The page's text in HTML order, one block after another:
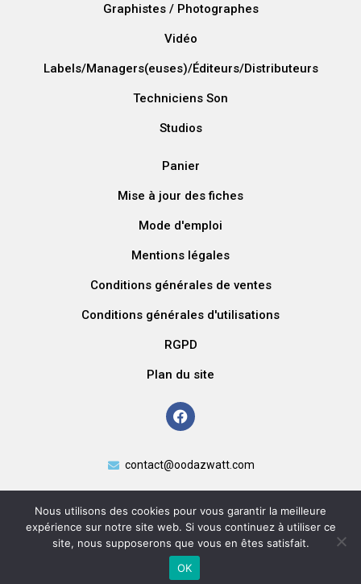
Graphistes / Photographes
Vidéo
Labels/Managers(euses)/Éditeurs/Distributeurs
Techniciens Son
Studios
Panier
Mise à jour des fiches
Mode d'emploi
Mentions légales
Conditions générales de ventes
Conditions générales d'utilisations
RGPD
Plan du site
contact@oodazwatt.com
Nous utilisons des cookies pour vous garantir la meilleure
expérience sur notre site web. Si vous continuez à utiliser ce
site, nous supposerons que vous en êtes satisfait.
OK